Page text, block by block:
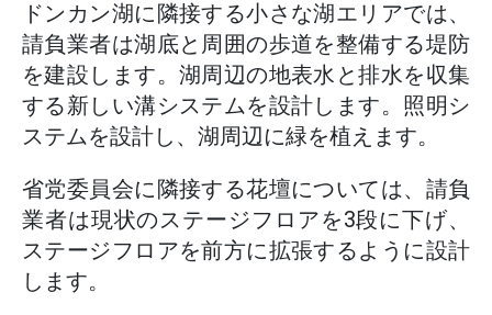
ドンカン湖に隣接する小さな湖エリアでは、
請負業者は湖底と周囲の歩道を整備する堤防
を建設します。湖周辺の地表水と排水を収集
する新しい溝システムを設計します。照明シ
ステムを設計し、湖周辺に緑を植えます。
省党委員会に隣接する花壇については、請負
業者は現状のステージフロアを3段に下げ、
ステージフロアを前方に拡張するように設計
します。